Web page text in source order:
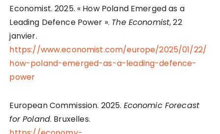
Economist. 2025. « How Poland Emerged as a
Leading Defence Power ». The Economist, 22
janvier.
https://www.economist.com/europe/2025/01/22/
how-poland-emerged-as-a-leading-defence-
power
European Commission. 2025. Economic Forecast
for Poland. Bruxelles.